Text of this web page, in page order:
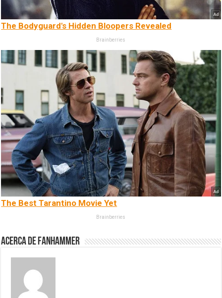
The Bodyguard's Hidden Bloopers Revealed
Brainberries
The Best Tarantino Movie Yet
Brainberries
Acerca de fanhammer